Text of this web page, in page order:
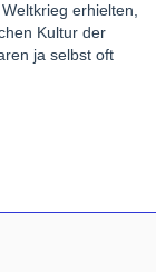
erhielten,
Kultur der
ja selbst oft